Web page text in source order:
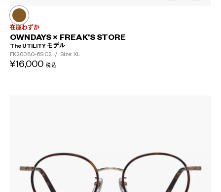
在庫わずか
OWNDAYS × FREAK'S STORE
The UTILITY モデル
FK2008Q-6S C2 / Size: XL
¥16,000 税込